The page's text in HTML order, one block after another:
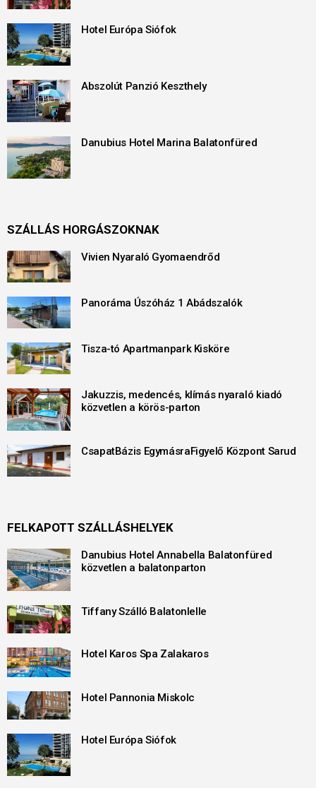
Hotel Európa Siófok
Abszolút Panzió Keszthely
Danubius Hotel Marina Balatonfüred
SZÁLLÁS HORGÁSZOKNAK
Vivien Nyaraló Gyomaendrőd
Panoráma Úszóház 1 Abádszalók
Tisza-tó Apartmanpark Kisköre
Jakuzzis, medencés, klímás nyaraló kiadó
közvetlen a körös-parton
CsapatBázis EgymásraFigyelő Központ Sarud
FELKAPOTT SZÁLLÁSHELYEK
Danubius Hotel Annabella Balatonfüred
közvetlen a balatonparton
Tiffany Szálló Balatonlelle
Hotel Karos Spa Zalakaros
Hotel Pannonia Miskolc
Hotel Európa Siófok